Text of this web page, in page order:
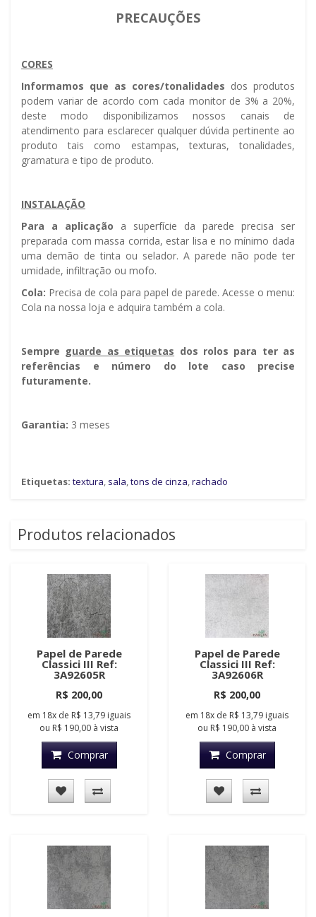
PRECAUÇÕES
CORES
Informamos que as cores/tonalidades dos produtos
podem variar de acordo com cada monitor de 3% a 20%,
deste modo disponibilizamos nossos canais de
atendimento para esclarecer qualquer dúvida pertinente ao
produto tais como estampas, texturas, tonalidades,
gramatura e tipo de produto.
INSTALAÇÃO
Para a aplicação a superfície da parede precisa ser
preparada com massa corrida, estar lisa e no mínimo dada
uma demão de tinta ou selador. A parede não pode ter
umidade, infiltração ou mofo.
Cola: Precisa de cola para papel de parede. Acesse o menu:
Cola na nossa loja e adquira também a cola.
Sempre guarde as etiquetas dos rolos para ter as
referências e número do lote caso precise
futuramente.
Garantia: 3 meses
Etiquetas: textura, sala,tons de cinza,rachado
Produtos relacionados
Papel de Parede
Classici III Ref:
3A92605R
R$ 200,00
em 18x de R$ 13,79 iguais
ou R$ 190,00 à vista
Comprar
Papel de Parede
Classici III Ref:
3A92606R
R$ 200,00
em 18x de R$ 13,79 iguais
ou R$ 190,00 à vista
Comprar